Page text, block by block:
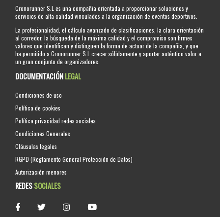
Cronorunner S.L es una compañia orientada a proporcionar soluciones y
servicios de alta calidad vinculados a la organización de eventos deportivos.
La profesionalidad, el cálculo avanzado de clasificaciones, la clara orientación
al corredor, la búsqueda de la máxima calidad y el compromiso son firmes
valores que identifican y distinguen la forma de actuar de la compañia, y que
ha permitido a Cronorunner S.L crecer sólidamente y aportar auténtico valor a
un gran conjunto de organizadores.
DOCUMENTACIÓNLEGAL
Condiciones de uso
Política de cookies
Política privacidad redes sociales
Condiciones Generales
Cláusulas legales
RGPD (Reglamento General Protección de Datos)
Autorización menores
REDESSOCIALES